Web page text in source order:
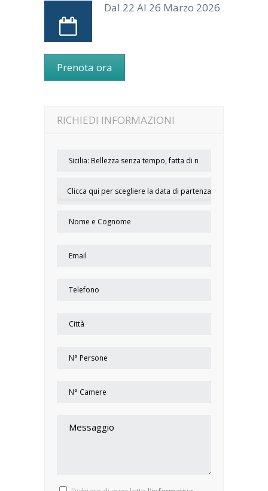
Dal 22 Al 26 Marzo 2026
Prenota ora
RICHIEDI INFORMAZIONI